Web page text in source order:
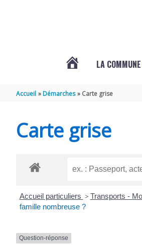
SAINT-
DE
SAINTONGE
LA
Accueil Démarches Carte grise
Carte grise
Accueil particuliers > Transports -
famille nombreuse ?
Question-réponse